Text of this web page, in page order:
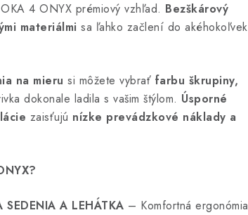
4 ONYX prémiový vzhľad. Bezškárový
materiálmi sa ľahko začlení do akéhokoľvek
na mieru si môžete vybrať farbu škrupiny,
dokonale ladila s vašim štýlom. Úsporné
zaisťujú nízke prevádzkové náklady a
A LEHÁTKA – Komfortná ergonómia